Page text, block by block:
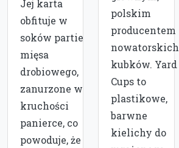
Jej karta
obfituje w
soków partie
mięsa
drobiowego,
zanurzone w
kruchości
panierce, co
powoduje, że
polskim
producentem
nowatorskich
kubków. Yard
Cups to
plastikowe,
barwne
kielichy do